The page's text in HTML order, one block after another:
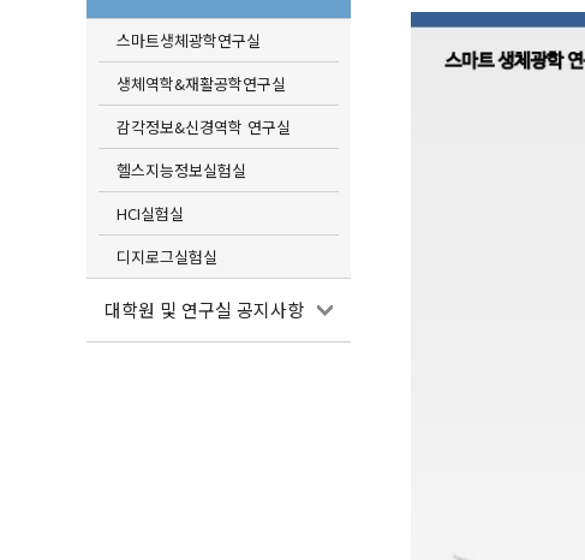
스마트생체광학연구실
생체역학&재활공학연구실
감각정보&신경역학 연구실
헬스지능정보실험실
HCI실험실
디지로그실험실
대학원 및 연구실 공지사항